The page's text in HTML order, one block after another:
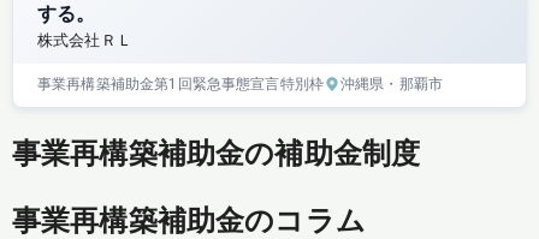
する。
株式会社ＲＬ
事業再構築補助金第1回緊急事態宣言特別枠 沖縄県 ・那覇市
事業再構築補助金の補助金制度
事業再構築補助金のコラム